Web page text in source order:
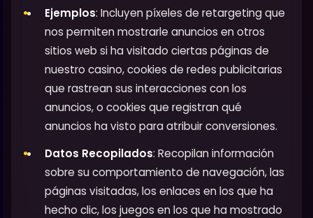
Ejemplos: Incluyen píxeles de retargeting que
nos permiten mostrarle anuncios en otros
sitios web si ha visitado ciertas páginas de
nuestro casino, cookies de redes publicitarias
que rastrean sus interacciones con los
anuncios, o cookies que registran qué
anuncios ha visto para atribuir conversiones.
Datos Recopilados: Recopilan información
sobre su comportamiento de navegación, las
páginas visitadas, los enlaces en los que ha
hecho clic, los juegos en los que ha mostrado